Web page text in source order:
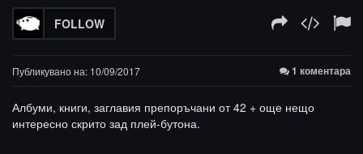
FOLLOW
Публикувано на: 10/09/2017 1 коментара
Албуми, книги, заглавия препоръчани от 42 + още нещо
интересно скрито зад плей-бутона.